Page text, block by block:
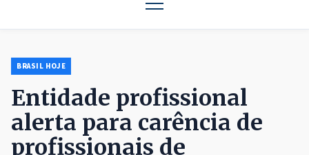
BRASIL HOJE
Entidade profissional
alerta para carência de
profissionais de